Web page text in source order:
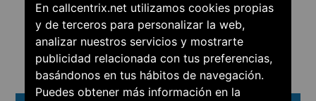
En callcentrix.net utilizamos cookies propias
y de terceros para personalizar la web,
analizar nuestros servicios y mostrarte
publicidad relacionada con tus preferencias,
basándonos en tus hábitos de navegación.
Puedes obtener más información en la
☎910 61 60 15